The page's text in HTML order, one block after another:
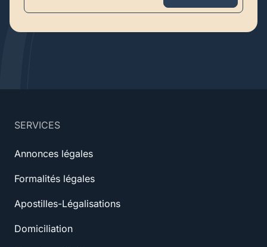
SERVICES
Annonces légales
Formalités légales
Apostilles-Légalisations
Domiciliation